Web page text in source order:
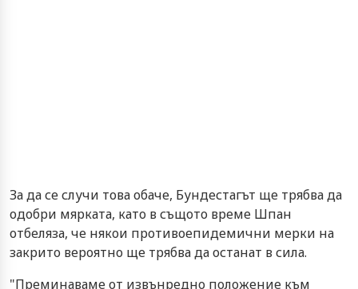
За да се случи това обаче, Бундестагът ще трябва да
одобри мярката, като в същото време Шпан
отбеляза, че някои противоепидемични мерки на
закрито вероятно ще трябва да останат в сила.
"Преминаваме от извънредно положение към